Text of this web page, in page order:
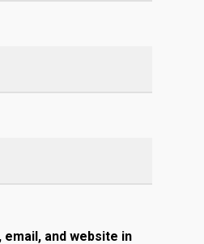
email, and website in